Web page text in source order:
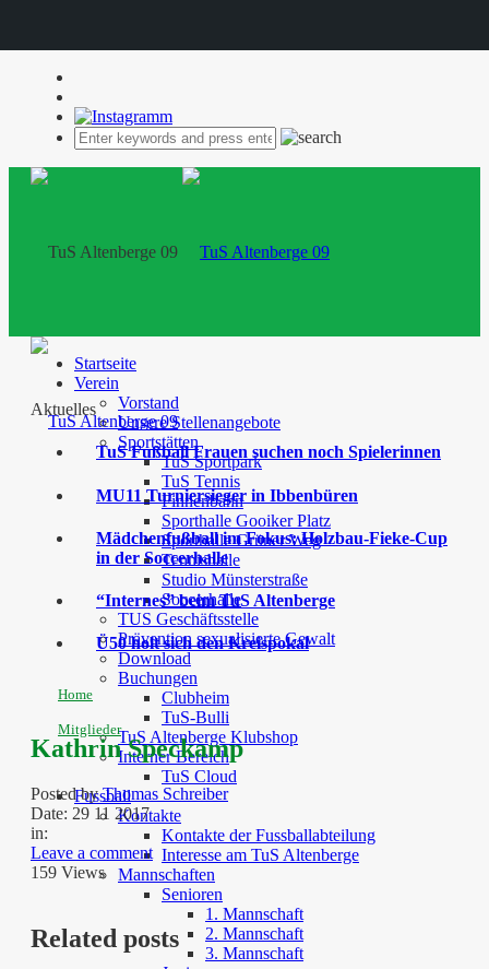
Startseite
Verein
Vorstand
Unsere Stellenangebote
Sportstätten
TuS Sportpark
TuS Tennis
Finnenbahn
Sporthalle Gooiker Platz
Sporthalle Grüner Weg
Tennishalle
Studio Münsterstraße
Soccerhalle
TUS Geschäftsstelle
Prävention sexualisierte Gewalt
Download
Buchungen
Clubheim
TuS-Bulli
TuS Altenberge Klubshop
Interner Bereich
TuS Cloud
Fussball
Kontakte
Kontakte der Fussballabteilung
Interesse am TuS Altenberge
Mannschaften
Senioren
1. Mannschaft
2. Mannschaft
3. Mannschaft
Aktuelles
TuS Fußball Frauen suchen noch Spielerinnen
MU11 Turniersieger in Ibbenbüren
Mädchenfußball im Fokus: Holzbau-Fieke-Cup
in der Soccerhalle
“Internes” beim TuS Altenberge
Ü50 holt sich den Kreispokal
Home
Mitglieder
Kathrin Speckamp
Posted byThomas Schreiber
Date: 29 11 2017
in:
Leave a comment
159 Views
Related posts